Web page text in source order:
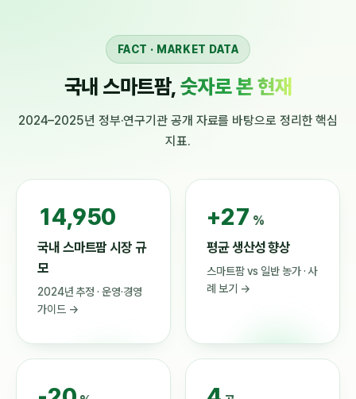
FACT · MARKET DATA
국내 스마트팜,숫자로 본 현재
2024–2025년 정부·연구기관 공개 자료를 바탕으로 정리한 핵심
지표.
21,958
국내 스마트팜 시장 규
모
2024년 추정 · 운영·경영
가이드 →
+27 %
평균 생산성 향상
스마트팜 vs 일반 농가 · 사
례 보기 →